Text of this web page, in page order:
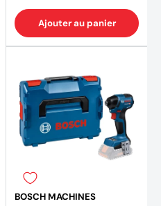
Ajouter au panier
BOSCH MACHINES